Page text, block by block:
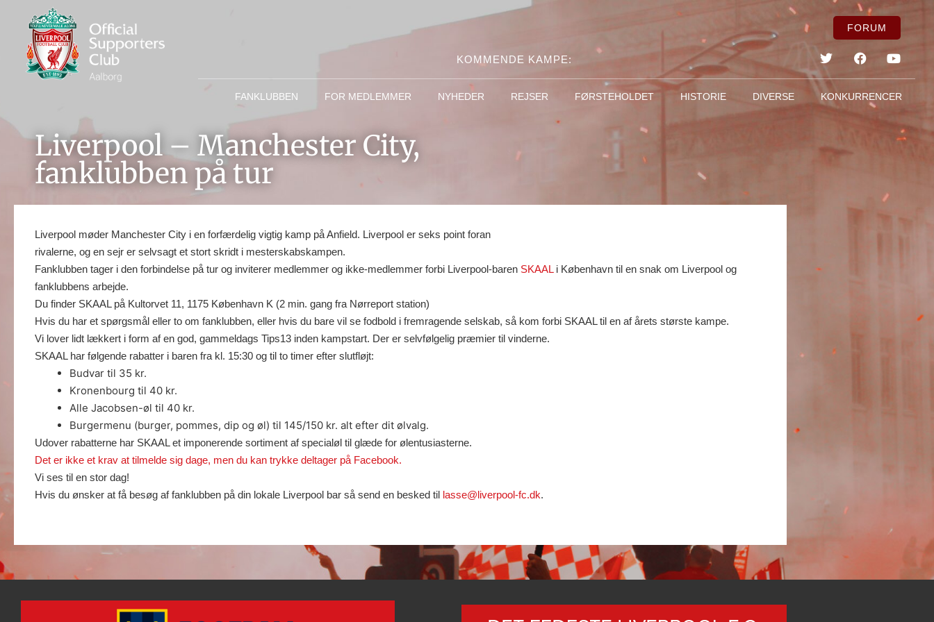
FORUM
KOMMENDE KAMPE:
FANKLUBBEN FOR MEDLEMMER NYHEDER REJSER FØRSTEHOLDET HISTORIE DIVERSE KONKURRENCER
Liverpool – Manchester City,
fanklubben på tur
Liverpool møder Manchester City i en forfærdelig vigtig kamp på Anfield. Liverpool er seks point foran
rivalerne, og en sejr er selvsagt et stort skridt i mesterskabskampen.
Fanklubben tager i den forbindelse på tur og inviterer medlemmer og ikke-medlemmer forbi Liverpool-baren SKAALi København til en snak om Liverpool og
fanklubbens arbejde.
Du finder SKAAL på Kultorvet 11, 1175 København K (2 min. gang fra Nørreport station)
Hvis du har et spørgsmål eller to om fanklubben, eller hvis du bare vil se fodbold i fremragende selskab, så kom forbi SKAAL til en af årets største kampe.
Vi lover lidt lækkert i form af en god, gammeldags Tips13 inden kampstart. Der er selvfølgelig præmier til vinderne.
SKAAL har følgende rabatter i baren fra kl. 15:30 og til to timer efter slutfløjt:
Budvar til 35 kr.
Kronenbourg til 40 kr.
Alle Jacobsen-øl til 40 kr.
Burgermenu (burger, pommes, dip og øl) til 145/150 kr. alt efter dit ølvalg.
Udover rabatterne har SKAAL et imponerende sortiment af specialøl til glæde for ølentusiasterne.
Det er ikke et krav at tilmelde sig dage, men du kan trykke deltager på Facebook.
Vi ses til en stor dag!
Hvis du ønsker at få besøg af fanklubben på din lokale Liverpool bar så send en besked til lasse@liverpool-fc.dk.